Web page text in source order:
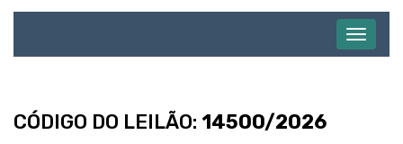
Abrir
menu
CÓDIGO DO LEILÃO: 14500/2026